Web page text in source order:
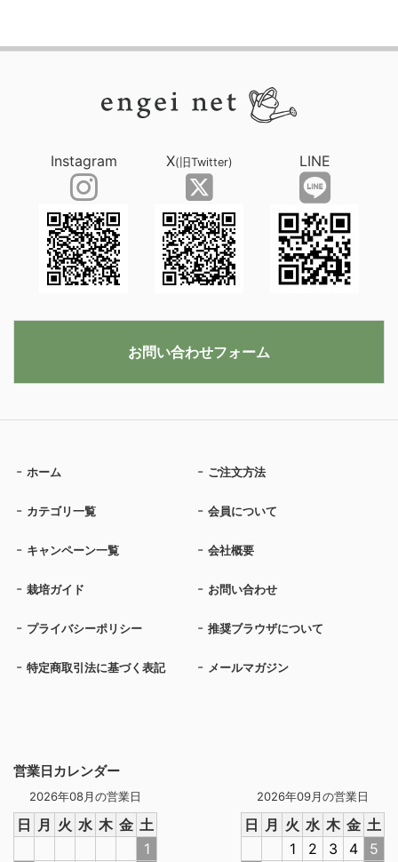
営業日カレンダー
2026年08月の営業日
日 月 火 水 木 金 土
1
2026年09月の営業日
日 月 火 水 木 金 土
1
2 3 4 5
ホーム ご注文方法
カテゴリ一覧 会員について
キャンペーン一覧 会社概要
栽培ガイド お問い合わせ
プライバシーポリシー 推奨ブラウザについて
特定商取引法に基づく表記 メールマガジン
Instagram X(旧Twitter) LINE
お問い合わせフォーム